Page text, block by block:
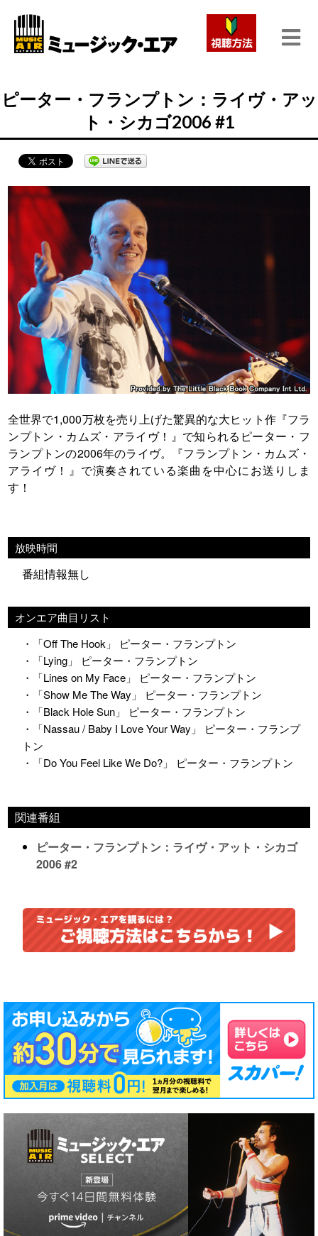
ピーター・フランプトン：ライヴ・アッ
ト・シカゴ2006 #1
全世界で1,000万枚を売り上げた驚異的な大ヒット作『フラ
ンプトン・カムズ・アライヴ！』で知られるピーター・フ
ランプトンの2006年のライヴ。『フランプトン・カムズ・
アライヴ！』で演奏されている楽曲を中心にお送りしま
す！
放映時間
番組情報無し
オンエア曲目リスト
・「Off The Hook」 ピーター・フランプトン
・「Lying」 ピーター・フランプトン
・「Lines on My Face」 ピーター・フランプトン
・「Show Me The Way」 ピーター・フランプトン
・「Black Hole Sun」 ピーター・フランプトン
・「Nassau / Baby I Love Your Way」 ピーター・フランプ
トン
・「Do You Feel Like We Do?」 ピーター・フランプトン
関連番組
ピーター・フランプトン：ライヴ・アット・シカゴ
2006 #2